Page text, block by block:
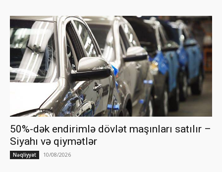
50%-dək endirimlə dövlət maşınları satılır –
Siyahı və qiymətlər
Nəqliyyat 10/08/2026